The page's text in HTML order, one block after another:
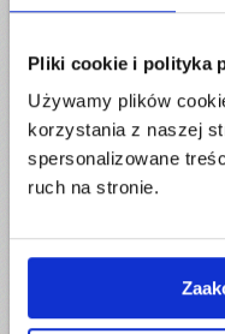
Pliki cookie i polityka
Używamy plików
korzystania z naszej
spersonalizowane
ruch na stronie.
wartościowych
ubezpieczone są w
dodatkową opłatą
ubezpieczenia.
cenie jest
droższy – należy go
ubezpieczenie SDR,
ubezpieczony jest
przedział za dopłatą.